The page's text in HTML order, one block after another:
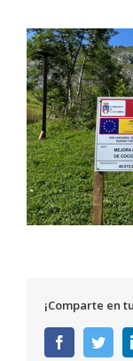
¡Comparte en
Facebook